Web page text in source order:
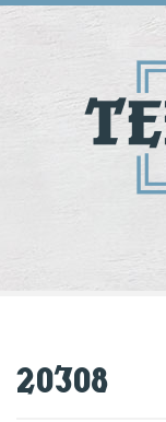
20308
Geschäft